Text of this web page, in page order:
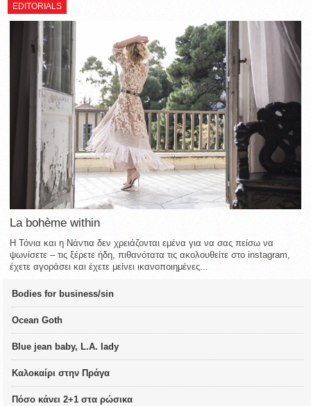
EDITORIALS
La bohème within
Η Τόνια και η Νάντια δεν χρειάζονται εμένα για να σας πείσω να
ψωνίσετε – τις ξέρετε ήδη, πιθανότατα τις ακολουθείτε στο instagram,
έχετε αγοράσει και έχετε μείνει ικανοποιημένες...
Bodies for business/sin
Ocean Goth
Blue jean baby, L.A. lady
Καλοκαίρι στην Πράγα
Πόσο κάνει 2+1 στα ρώσικα